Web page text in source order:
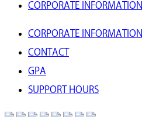
CORPORATE INFORMATION
CORPORATE INFORMATION
CONTACT
GPA
SUPPORT HOURS